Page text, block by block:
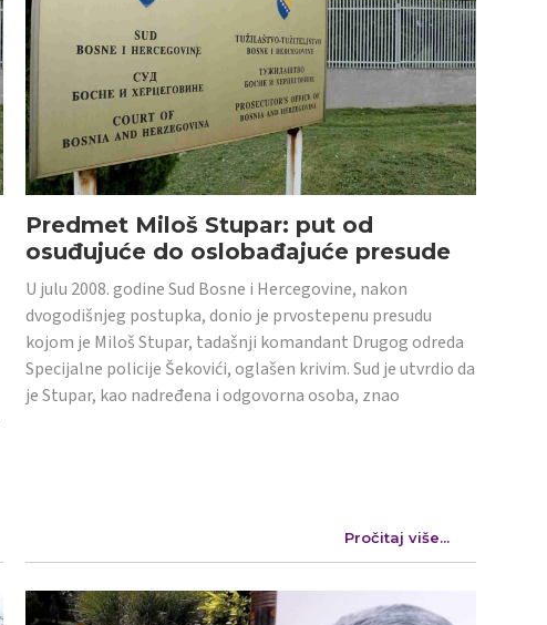
Predmet Miloš Stupar: put od
osuđujuće do oslobađajuće presude
U julu 2008. godine Sud Bosne i Hercegovine, nakon
dvogodišnjeg postupka, donio je prvostepenu presudu
kojom je Miloš Stupar, tadašnji komandant Drugog odreda
Specijalne policije Šekovići, oglašen krivim. Sud je utvrdio da
je Stupar, kao nadređena i odgovorna osoba, znao
Pročitaj više...